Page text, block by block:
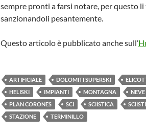
sempre pronti a farsi notare, per questo
sanzionandoli pesantemente.
Questo articolo è pubblicato anche sull’
ARTIFICIALE DOLOMITI SUPERSKI
HELISKI
IMPIANTI MONTAGNA NEVE
PLAN CORONES
SCI SCIISTICA
STAZIONE
TERMINILLO